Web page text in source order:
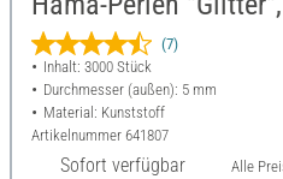
(7)
Inhalt: 3000 Stück
Durchmesser (außen): 5 mm
Material: Kunststoff
Artikelnummer 641807
Sofort verfügbar Alle